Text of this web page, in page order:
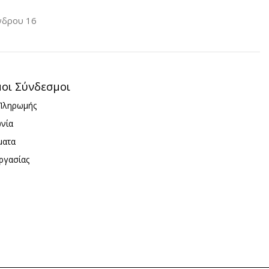
15 Plus
ΥΛΙΚΌ TPU
16
Σύνδεσμοι